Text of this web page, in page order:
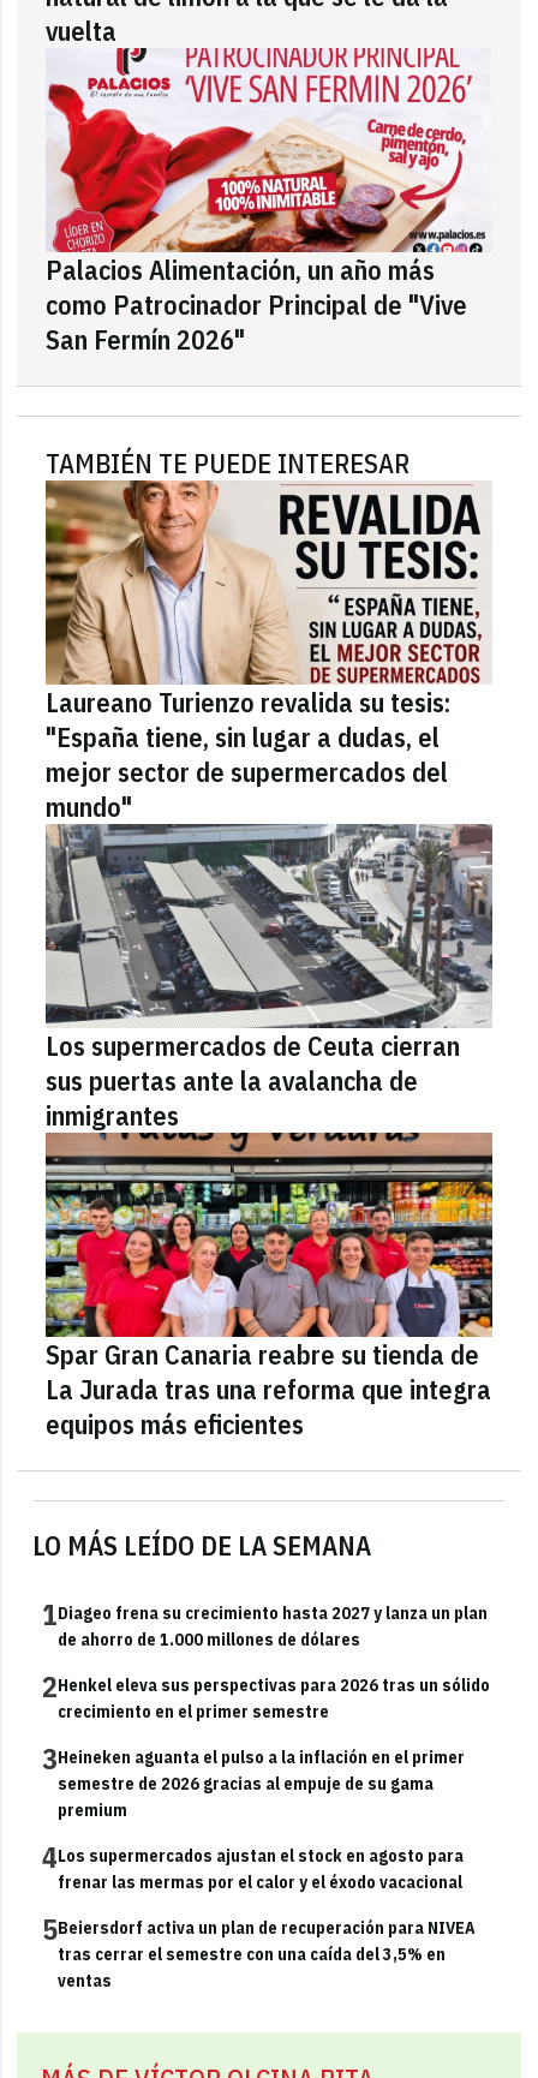
LO MÁS LEÍDO DE LA SEMANA
1Diageo frena su crecimiento hasta 2027 y lanza un plan
de ahorro de 1.000 millones de dólares
2Henkel eleva sus perspectivas para 2026 tras un sólido
crecimiento en el primer semestre
3Heineken aguanta el pulso a la inflación en el primer
semestre de 2026 gracias al empuje de su gama
premium
4Los supermercados ajustan el stock en agosto para
frenar las mermas por el calor y el éxodo vacacional
5Beiersdorf activa un plan de recuperación para NIVEA
tras cerrar el semestre con una caída del 3,5% en
ventas
vuelta
Palacios Alimentación, un año más
como Patrocinador Principal de "Vive
San Fermín 2026"
TAMBIÉN TE PUEDE INTERESAR
Laureano Turienzo revalida su tesis:
"España tiene, sin lugar a dudas, el
mejor sector de supermercados del
mundo"
Los supermercados de Ceuta cierran
sus puertas ante la avalancha de
inmigrantes
Spar Gran Canaria reabre su tienda de
La Jurada tras una reforma que integra
equipos más eficientes